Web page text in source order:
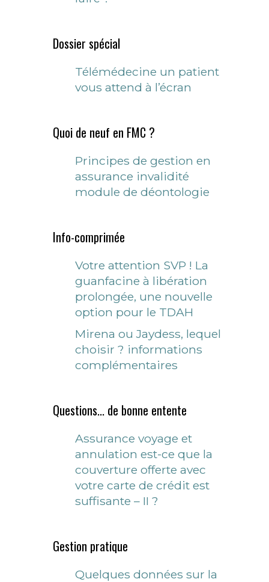
Dossier spécial
Télémédecine un patient
vous attend à l’écran
Quoi de neuf en FMC ?
Principes de gestion en
assurance invalidité
module de déontologie
Info-comprimée
Votre attention SVP ! La
guanfacine à libération
prolongée, une nouvelle
option pour le TDAH
Mirena ou Jaydess, lequel
choisir ? informations
complémentaires
Questions... de bonne entente
Assurance voyage et
annulation est-ce que la
couverture offerte avec
votre carte de crédit est
suffisante – II ?
Gestion pratique
Quelques données sur la